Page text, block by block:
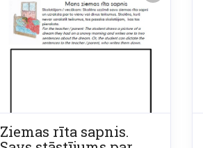
Ziemas rīta sapnis.